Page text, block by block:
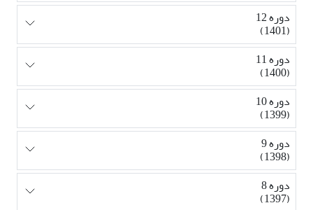
دوره 12
(1401)
دوره 11
(1400)
دوره 10
(1399)
دوره 9
(1398)
دوره 8
(1397)